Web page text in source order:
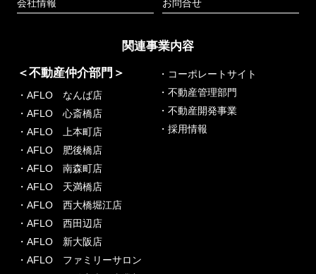
会社情報 お問合せ
関連事業内容
＜不動産仲介部門＞
・AFLO なんば店
・AFLO 心斎橋店
・AFLO 上本町店
・AFLO 肥後橋店
・AFLO 南森町店
・AFLO 天満橋店
・AFLO 西大橋堀江店
・AFLO 西田辺店
・AFLO 新大阪店
・AFLO ファミリーサロン
・コーポレートサイト
・不動産管理部門
・不動産開発事業
・採用情報